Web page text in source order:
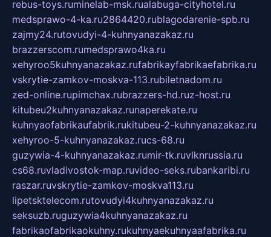
rebus-toys.ruminelab-msk.rualabuga-cityhotel.ru
medsprawo-4-ka.ru2864420.rublagodarenie-spb.ru
zajmy24.rutovudyi-4-kuhnyanazakaz.ru
brazzerscom.rumedsprawo4ka.ru
xehyroo5kuhnyanazakaz.rufabrikayfabrikaefabrika.ru
vskrytie-zamkov-moskva-113.rubiletnadom.ru
zed-online.rupimchax.rubrazzers-hd.ruz-host.ru
kitubeu2kuhnyanazakaz.runaperekate.ru
kuhnyaofabrikaufabrik.rukitubeu-2-kuhnyanazakaz.ru
xehyroo-5-kuhnyanazakaz.rucs-68.ru
guzywia-4-kuhnyanazakaz.rumir-tk.ruvlknrussia.ru
cs68.ruvladivostok-map.ruvideo-seks.rubankaribi.ru
raszar.ruvskrytie-zamkov-moskva113.ru
lipetsktelecom.rutovudyi4kuhnyanazakaz.ru
seksuzb.ruguzywia4kuhnyanazakaz.ru
fabrikaofabrikaokuhny.rukuhnyaekuhnyaafabrika.ru